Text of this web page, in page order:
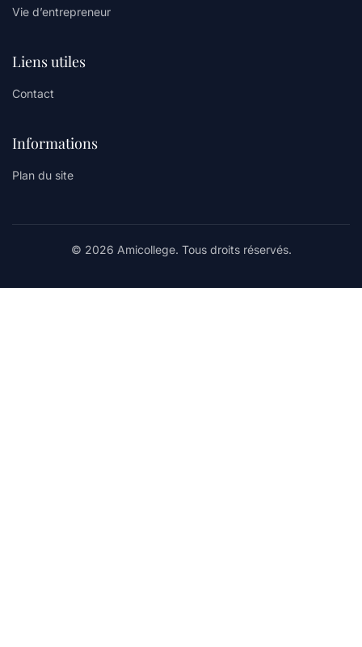
Vie d’entrepreneur
Liens utiles
Contact
Informations
Plan du site
© 2026 Amicollege. Tous droits réservés.